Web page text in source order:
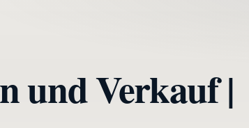
und Verkauf |